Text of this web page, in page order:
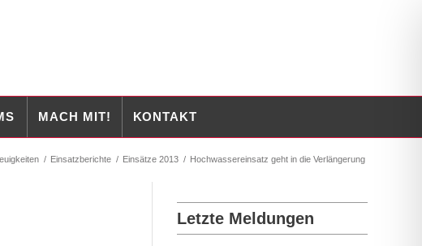
MACH MIT! KONTAKT
/ Einsatzberichte / Einsätze 2013 / Hochwassereinsatz geht in die Verlängerung
Letzte Meldungen